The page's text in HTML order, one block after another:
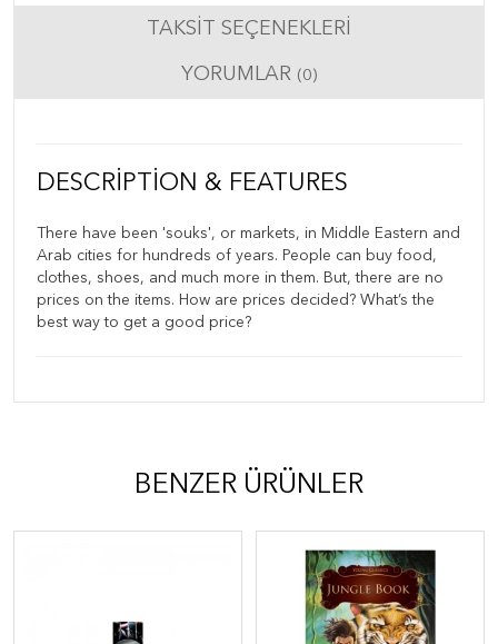
TAKSIT SEÇENEKLERI
YORUMLAR (0)
DESCRIPTION & FEATURES
There have been 'souks', or markets, in Middle Eastern and
Arab cities for hundreds of years. People can buy food,
clothes, shoes, and much more in them. But, there are no
prices on the items. How are prices decided? What’s the
best way to get a good price?
BENZER ÜRÜNLER